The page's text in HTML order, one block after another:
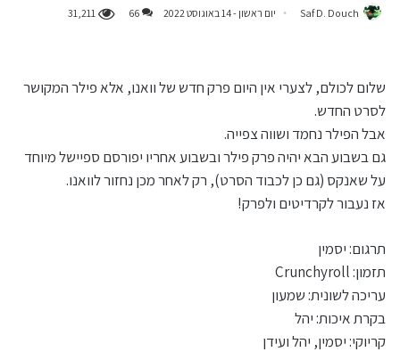
Saf D. Douch יום ראשון - 14 באוגוסט 2022 66
31,211
שלום לכולם, לצערי אין היום פרק חדש של וואנו, אלא פילר המקושר
לסרט החדש.
אבל הפילר נחמד ושווה צפייה.
גם בשבוע הבא יהיה פרק פילר ובשבוע אחריו יפורסם ספיישל מיוחד
על שאנקס (גם כן לכבוד הסרט), רק לאחר מכן נחזור לוואנו.
אז נעבור לקרדיטים ולפרק!
תרגום: יסמין
תזמון: Crunchyroll
עריכה לשונית: שמעון
בקרת איכות: יהל
קריוקי: יסמין, יהל ועידן